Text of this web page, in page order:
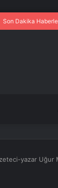
Son Dakika
yazar Uğur